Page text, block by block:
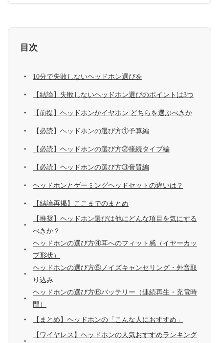
目次
10分で失敗しないヘッドホン選びを
【結論】失敗しないヘッドホン選びのポイントは3つ
【前提】ヘッドホンかイヤホン どちらを選ぶべきか
【必読】ヘッドホンの選び方①予算編
【必読】ヘッドホンの選び方②接続タイプ編
【必読】ヘッドホンの選び方③音質編
ヘッドホンとゲーミングヘッドセットの違いは？
【結論再掲】ここまでのまとめ
【推奨】ヘッドホン選びは他にどんな項目を気にする
べきか？
ヘッドホンの選び方④耳へのフィット感（イヤーカッ
プ形状）
ヘッドホンの選び方⑤ノイズキャンセリング・外音取
り込み
ヘッドホンの選び方⑥バッテリー（連続再生・充電時
間）
【まとめ】ヘッドホンの「こんな人におすすめ」
【ワイヤレス】ヘッドホンの人気おすすめランキング